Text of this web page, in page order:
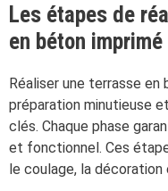
Les étapes de
en béton imprimé
Réaliser une terrasse en
préparation minutieuse
clés. Chaque phase
et fonctionnel. Ces
le coulage, la décoration